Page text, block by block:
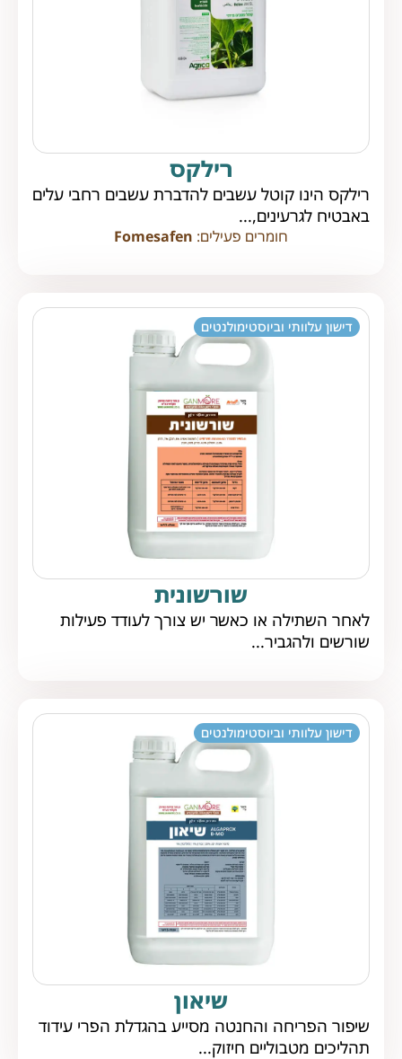
רילקס
רילקס הינו קוטל עשבים להדברת עשבים רחבי עלים
באבטיח לגרעינים,...
חומרים פעילים: Fomesafen
דישון עלוותי וביוסטימולנטים
שורשונית
לאחר השתילה או כאשר יש צורך לעודד פעילות
שורשים ולהגביר...
דישון עלוותי וביוסטימולנטים
שיאון
שיפור הפריחה והחנטה מסייע בהגדלת הפרי עידוד
תהליכים מטבוליים חיזוק...